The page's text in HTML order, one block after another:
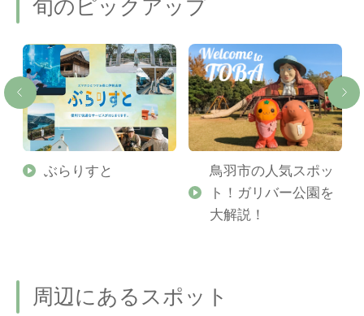
旬のピックアップ
ぶらりすと
鳥羽市の人気スポッ
ト！ガリバー公園を
大解説！
周辺にあるスポット